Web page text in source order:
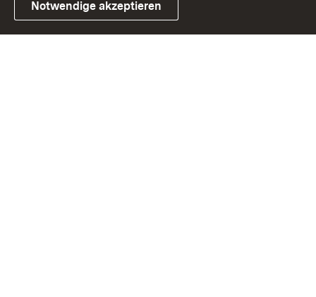
Link zum Landesportal
Notwendige akzeptieren